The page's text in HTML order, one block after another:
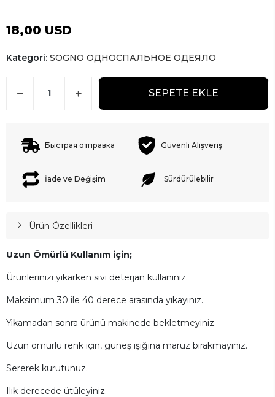
18,00 USD
Kategori: SOGNO ОДНОСПАЛЬНОЕ ОДЕЯЛО
SEPETE EKLE
Быстрая отправка Güvenli Alışveriş
İade ve Değişim Sürdürülebilir
Ürün Özellikleri
Uzun Ömürlü Kullanım için;
Ürünlerinizi yıkarken sıvı deterjan kullanınız.
Maksimum 30 ile 40 derece arasında yıkayınız.
Yıkamadan sonra ürünü makinede bekletmeyiniz.
Uzun ömürlü renk için, güneş ışığına maruz bırakmayınız.
Sererek kurutunuz.
Ilık derecede ütüleyiniz.